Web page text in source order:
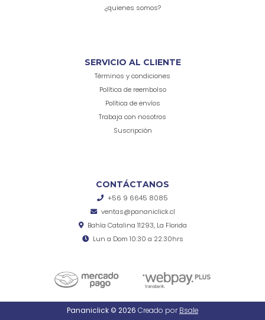
¿quienes somos?
SERVICIO AL CLIENTE
Términos y condiciones
Política de reembolso
Política de envíos
Trabaja con nosotros
Suscripción
CONTÁCTANOS
+56 9 6645 8085
ventas@pananiclick.cl
Bahía Catalina 11293, La Florida
Lun a Dom 10:30 a 22:30hrs
Pananiclick © 2026 Creado por Bsale